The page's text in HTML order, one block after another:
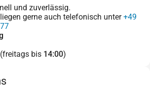
und zuverlässig.
gerne auch telefonisch unter+49
(freitags bis 14:00)